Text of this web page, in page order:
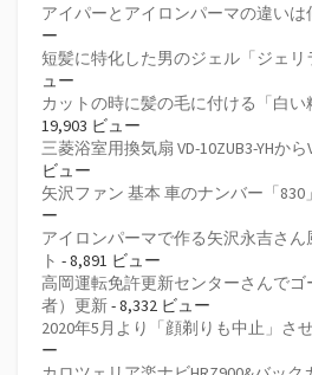
アイパーとアイロンパーマの違いは
ー
短髪に特化した男のジェル「ジェリ
ュー
カットの時に髪の毛に付ける「白い
19,903 ビュー
三菱浴室用換気扇 VD-10ZUB3-YHから
ビュー
矢沢ファン 基本 車のナンバー「830
ー
アイロンパーマで作る矢沢永吉さん
ト - 8,891 ビュー
高岡運転免許更新センターさんで
者）更新- 8,332 ビュー
2020年5月より「顔剃りも中止」さ
ー